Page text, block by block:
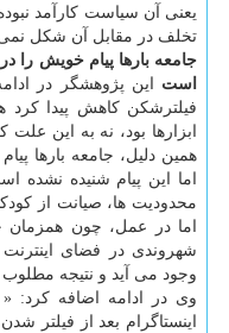
یعنی آن سیاست کارآمد
تخلف در مقابل آن شکل
جامعه بارها پیام خویش را
است این پژوهشگر در
فیلترشکن کاهش پیدا کرد
ابزارها بود، نه به این
همین دلیل، جامعه بارها
اما این پیام شنیده
محدودیت ها، صیانت از
اما در عمل، چون
شهروندی در فضای
وجود می آید و نتیجه
وی در ادامه اضافه کرد:
اینستاگرام بعد از فیلتر